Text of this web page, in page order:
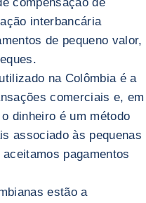
interbancária
de pequeno valor,
na Colômbia é a
comerciais e, em
dinheiro é um método
associado às pequenas
pagamentos
estão a